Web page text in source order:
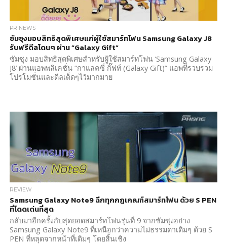
PR NEWS
ซัมซุงมอบสิทธิสุดพิเศษแก่ผู้ใช้สมาร์ทโฟน Samsung Galaxy J8
รับฟรีดีลโดนๆ ผ่าน “Galaxy Gift”
ซัมซุง มอบสิทธิสุดพิเศษสำหรับผู้ใช้สมาร์ทโฟน ‘Samsung Galaxy
J8’ ผ่านแอพพลิเคชั่น “กาแลคซี่ กิ๊ฟท์ (Galaxy Gift)” แอพที่รวบรวม
โปรโมชั่นและดีลเด็ดๆไว้มากมาย
REVIEW
Samsung Galaxy Note9 ฉีกทุกกฎเกณฑ์สมาร์ทโฟน ด้วย S PEN
ที่โดดเด่นที่สุด
กลับมาอีกครั้งกับสุดยอดสมาร์ทโฟนรุ่นที่ 9 จากซัมซุงอย่าง
Samsung Galaxy Note9 ที่เหนือกว่าความไม่ธรรมดาเดิมๆ ด้วย S
PEN ที่หลุดจากหน้าที่เดิมๆ โดยสิ้นเชิง